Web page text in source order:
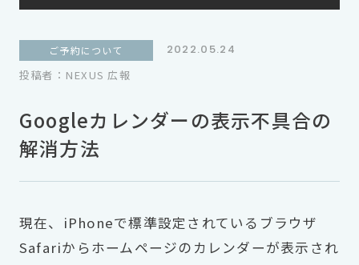
Googleカレンダーの表示不具合の
解消方法
ご予約について
2022.05.24
投稿者：NEXUS 広報
現在、iPhoneで標準設定されているブラウザ
Safariからホームページのカレンダーが表示され